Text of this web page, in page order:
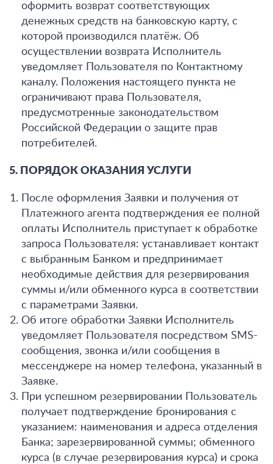
оформить возврат соответствующих
денежных средств на банковскую карту, с
которой производился платёж. Об
осуществлении возврата Исполнитель
уведомляет Пользователя по Контактному
каналу. Положения настоящего пункта не
ограничивают права Пользователя,
предусмотренные законодательством
Российской Федерации о защите прав
потребителей.
5. ПОРЯДОК ОКАЗАНИЯ УСЛУГИ
После оформления Заявки и получения от
Платежного агента подтверждения ее полной
оплаты Исполнитель приступает к обработке
запроса Пользователя: устанавливает контакт
с выбранным Банком и предпринимает
необходимые действия для резервирования
суммы и/или обменного курса в соответствии
с параметрами Заявки.
Об итоге обработки Заявки Исполнитель
уведомляет Пользователя посредством SMS-
сообщения, звонка и/или сообщения в
мессенджере на номер телефона, указанный в
Заявке.
При успешном резервировании Пользователь
получает подтверждение бронирования с
указанием: наименования и адреса отделения
Банка; зарезервированной суммы; обменного
курса (в случае резервирования курса) и срока